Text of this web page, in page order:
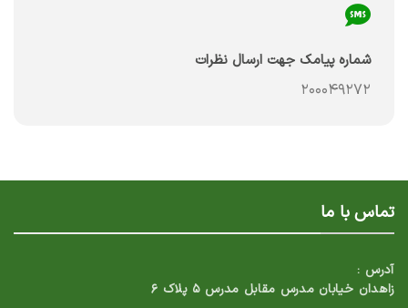
شماره پیامک جهت ارسال نظرات
۲۰۰۰۴۹۲۷۲
تماس با ما
آدرس :
زاهدان خیابان مدرس مقابل مدرس ۵ پلاک ۶